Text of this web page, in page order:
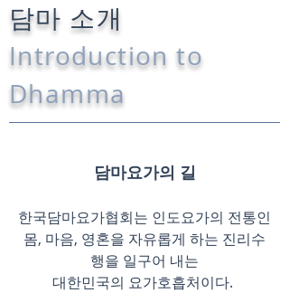
담마 소개
Introduction to
Dhamma
담마요가의 길
한국담마요가협회는 인도요가의 전통인
몸, 마음, 영혼을 자유롭게 하는 진리수
행을 일구어 내는
대한민국의 요가호흡처이다.